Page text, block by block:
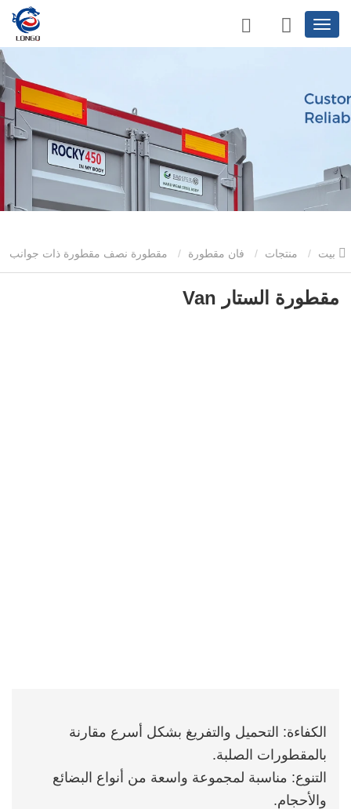
منتجات فان مقطورة مقطورة نصف مقطورة ذات جوانب
ستائرية
مقطورة الستار Van
الكفاءة: التحميل والتفريغ بشكل أسرع مقارنة
بالمقطورات الصلبة.
التنوع: مناسبة لمجموعة واسعة من أنواع البضائع
والأحجام.